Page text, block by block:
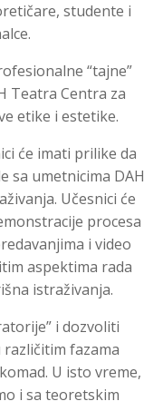
studente i
“tajne”
Teatra Centra za
etike i estetike.
će imati prilike da
sa umetnicima DAH
Učesnici će
procesa
i video
aspektima rada
istraživanja.
i dozvoliti
različitim fazama
U isto vreme,
i sa teoretskim